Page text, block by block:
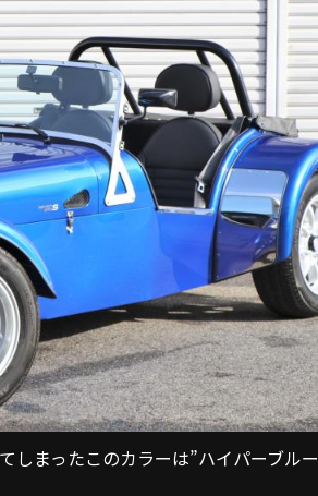
まったこのカラーは”ハイパーブルー